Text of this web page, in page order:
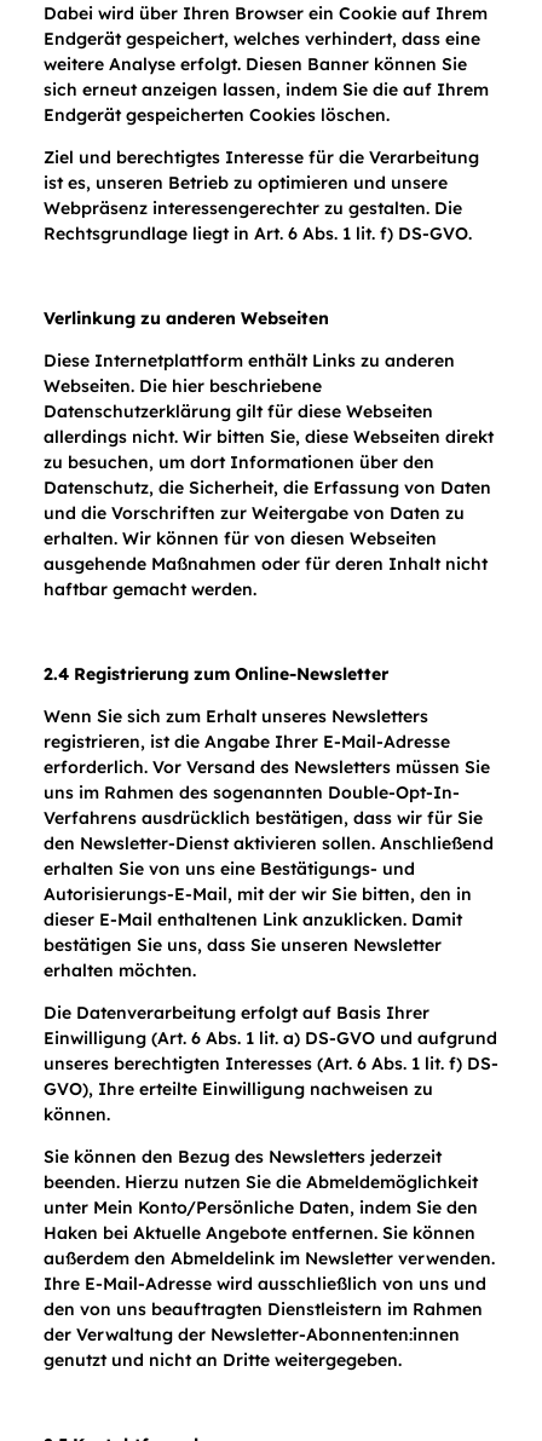
Dabei wird über Ihren Browser ein Cookie auf Ihrem
Endgerät gespeichert, welches verhindert, dass eine
weitere Analyse erfolgt. Diesen Banner können Sie
sich erneut anzeigen lassen, indem Sie die auf Ihrem
Endgerät gespeicherten Cookies löschen.
Ziel und berechtigtes Interesse für die Verarbeitung
ist es, unseren Betrieb zu optimieren und unsere
Webpräsenz interessengerechter zu gestalten. Die
Rechtsgrundlage liegt in Art. 6 Abs. 1 lit. f) DS-GVO.
Verlinkung zu anderen Webseiten
Diese Internetplattform enthält Links zu anderen
Webseiten. Die hier beschriebene
Datenschutzerklärung gilt für diese Webseiten
allerdings nicht. Wir bitten Sie, diese Webseiten direkt
zu besuchen, um dort Informationen über den
Datenschutz, die Sicherheit, die Erfassung von Daten
und die Vorschriften zur Weitergabe von Daten zu
erhalten. Wir können für von diesen Webseiten
ausgehende Maßnahmen oder für deren Inhalt nicht
haftbar gemacht werden.
2.4 Registrierung zum Online-Newsletter
Wenn Sie sich zum Erhalt unseres Newsletters
registrieren, ist die Angabe Ihrer E-Mail-Adresse
erforderlich. Vor Versand des Newsletters müssen Sie
uns im Rahmen des sogenannten Double-Opt-In-
Verfahrens ausdrücklich bestätigen, dass wir für Sie
den Newsletter-Dienst aktivieren sollen. Anschließend
erhalten Sie von uns eine Bestätigungs- und
Autorisierungs-E-Mail, mit der wir Sie bitten, den in
dieser E-Mail enthaltenen Link anzuklicken. Damit
bestätigen Sie uns, dass Sie unseren Newsletter
erhalten möchten.
Die Datenverarbeitung erfolgt auf Basis Ihrer
Einwilligung (Art. 6 Abs. 1 lit. a) DS-GVO und aufgrund
unseres berechtigten Interesses (Art. 6 Abs. 1 lit. f) DS-
GVO), Ihre erteilte Einwilligung nachweisen zu
können.
Sie können den Bezug des Newsletters jederzeit
beenden. Hierzu nutzen Sie die Abmeldemöglichkeit
unter Mein Konto/Persönliche Daten, indem Sie den
Haken bei Aktuelle Angebote entfernen. Sie können
außerdem den Abmeldelink im Newsletter verwenden.
Ihre E-Mail-Adresse wird ausschließlich von uns und
den von uns beauftragten Dienstleistern im Rahmen
der Verwaltung der Newsletter-Abonnenten:innen
genutzt und nicht an Dritte weitergegeben.